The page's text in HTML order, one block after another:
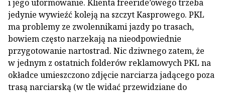
i jego uformowanie. Klienta freeride’owego trzeba
jedynie wywieźć koleją na szczyt Kasprowego. PKL
ma problemy ze zwolennikami jazdy po trasach,
bowiem często narzekają na nieodpowiednie
przygotowanie nartostrad. Nic dziwnego zatem, że
w jednym z ostatnich folderów reklamowych PKL na
okładce umieszczono zdjęcie narciarza jadącego poza
trasą narciarską (w tle widać przewidziane do